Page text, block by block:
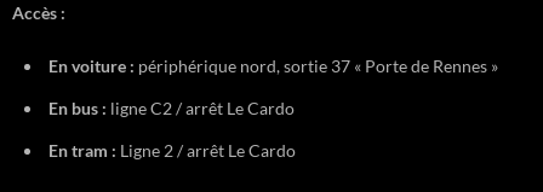
Accès :
En voiture : périphérique nord, sortie 37 « Porte de Rennes »
En bus : ligne C2 / arrêt Le Cardo
En tram : Ligne 2 / arrêt Le Cardo